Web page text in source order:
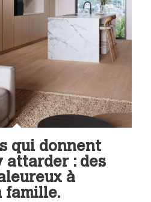
qui donnent
attarder : des
à
famille.